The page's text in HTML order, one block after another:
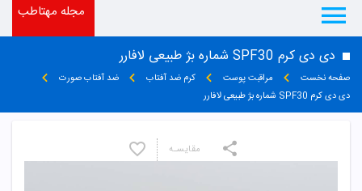
مجله مهتاطب
دی دی کرم SPF30 شماره بژ طبیعی لافارر
صفحه نخست مراقبت پوست کرم ضد آفتاب
ضد آفتاب صورت
دی دی کرم SPF30 شماره بژ طبیعی لافارر
مقایسـه